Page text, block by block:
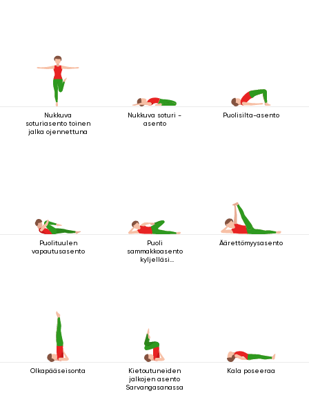
Nukkuva
soturiasento toinen
jalka ojennettuna
Nukkuva soturi -
asento
Puolisilta-asento
Puolituulen
vapautusasento
Puoli
sammakkoasento
kyljelläsi
Äärettömyysasento
Olkapääseisonta
Kietoutuneiden
jalkojen asento
Sarvangasanassa
Kala poseeraa